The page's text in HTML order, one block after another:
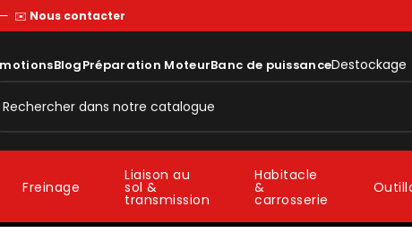
— ✉️ Nous contacter
BlogPréparation MoteurBanc de puissanceDestockage
Freinage
Liaison au
sol &
transmission
Habitacle
&
carrosserie